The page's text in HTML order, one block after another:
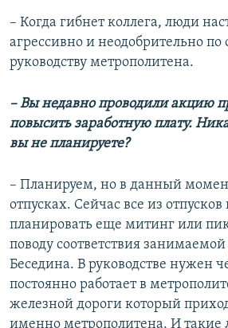
– Когда гибнет коллега, люди
агрессивно и неодобрительно
руководству метрополитена.
– Вы недавно проводили акцию
повысить заработную плату.
вы не планируете?
– Планируем, но в данный
отпусках. Сейчас все из
планировать еще митинг или
поводу соответствия
Беседина. В руководстве нужен
постоянно работает в
железной дороги который
именно метрополитена. И такие